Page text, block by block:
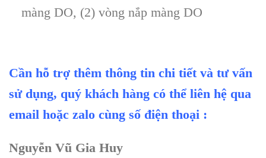
màng DO, (2) vòng nắp màng DO
Cần hỗ trợ thêm thông tin chi tiết và tư vấn
sử dụng, quý khách hàng có thể liên hệ qua
email hoặc zalo cùng số điện thoại :
Nguyễn Vũ Gia Huy